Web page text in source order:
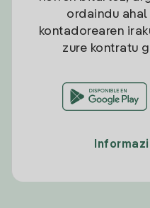
ordaindu
kontadorearen
zure kontratu